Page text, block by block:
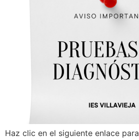
Haz clic en el siguiente enlace